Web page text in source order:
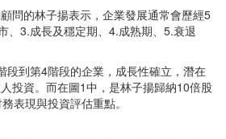
問的林子揚表示，企業發展通常會歷經5
、3.成長及穩定期、4.成熟期、5.衰退
段到第4階段的企業，成長性確立，潛在
投資。而在圖1中，是林子揚歸納10倍股
表現與投資評估重點。